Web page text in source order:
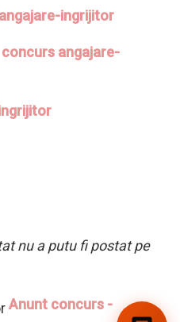
ingrijitor
angajare-
nu a putu fi postat pe
Anunt concurs -